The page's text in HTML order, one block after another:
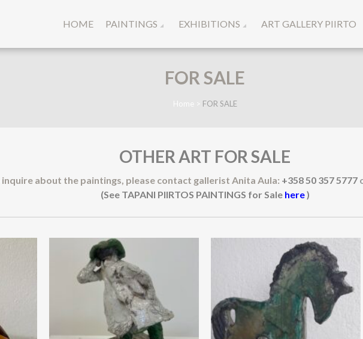
GALLERY PIIRTOHOME PAINTINGS EXHIBITIONS ART GALLERY PIIRTO
FOR SALE
Home FOR SALE
OTHER ART FOR SALE
about the paintings, please contact gallerist Anita Aula: +358 50 357 5777
(See TAPANI PIIRTOS PAINTINGS for Sale here)